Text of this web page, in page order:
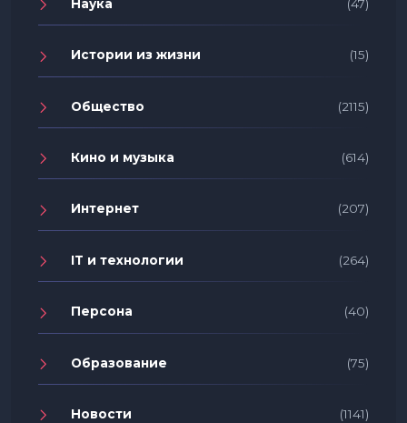
Наука (47)
Истории из жизни (15)
Общество (2115)
Кино и музыка (614)
Интернет (207)
IT и технологии (264)
Персона (40)
Образование (75)
Новости (1141)